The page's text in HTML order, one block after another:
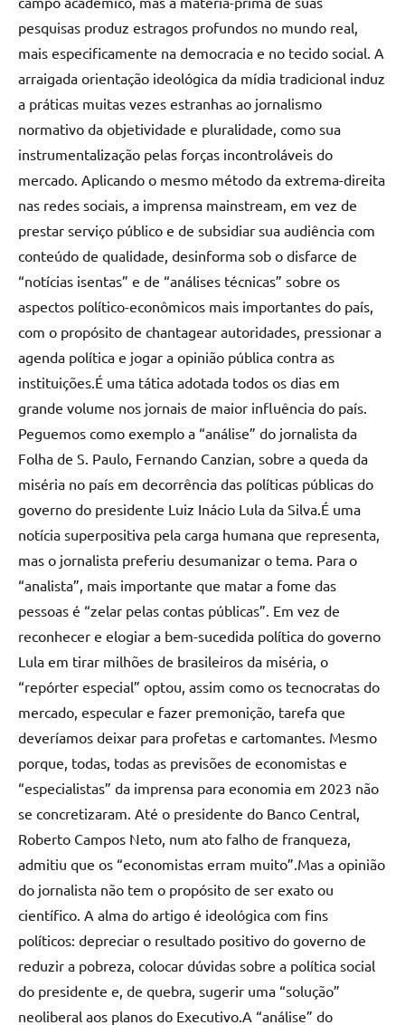
pesquisas produz estragos profundos no mundo real,
mais especificamente na democracia e no tecido social. A
arraigada orientação ideológica da mídia tradicional induz
a práticas muitas vezes estranhas ao jornalismo
normativo da objetividade e pluralidade, como sua
instrumentalização pelas forças incontroláveis do
mercado. Aplicando o mesmo método da extrema-direita
nas redes sociais, a imprensa mainstream, em vez de
prestar serviço público e de subsidiar sua audiência com
conteúdo de qualidade, desinforma sob o disfarce de
“notícias isentas” e de “análises técnicas” sobre os
aspectos político-econômicos mais importantes do país,
com o propósito de chantagear autoridades, pressionar a
agenda política e jogar a opinião pública contra as
instituições.É uma tática adotada todos os dias em
grande volume nos jornais de maior influência do país.
Peguemos como exemplo a “análise” do jornalista da
Folha de S. Paulo, Fernando Canzian, sobre a queda da
miséria no país em decorrência das políticas públicas do
governo do presidente Luiz Inácio Lula da Silva.É uma
notícia superpositiva pela carga humana que representa,
mas o jornalista preferiu desumanizar o tema. Para o
“analista”, mais importante que matar a fome das
pessoas é “zelar pelas contas públicas”. Em vez de
reconhecer e elogiar a bem-sucedida política do governo
Lula em tirar milhões de brasileiros da miséria, o
“repórter especial” optou, assim como os tecnocratas do
mercado, especular e fazer premonição, tarefa que
deveríamos deixar para profetas e cartomantes. Mesmo
porque, todas, todas as previsões de economistas e
“especialistas” da imprensa para economia em 2023 não
se concretizaram. Até o presidente do Banco Central,
Roberto Campos Neto, num ato falho de franqueza,
admitiu que os “economistas erram muito”.Mas a opinião
do jornalista não tem o propósito de ser exato ou
científico. A alma do artigo é ideológica com fins
políticos: depreciar o resultado positivo do governo de
reduzir a pobreza, colocar dúvidas sobre a política social
do presidente e, de quebra, sugerir uma “solução”
neoliberal aos planos do Executivo.A “análise” do